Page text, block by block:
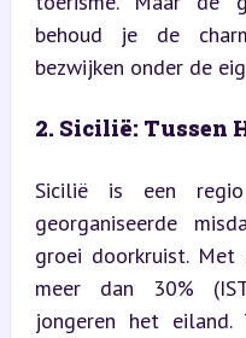
behoud je de
bezwijken onder de
2. Sicilië: Tussen
Sicilië is een
georganiseerde
groei doorkruist. Met
meer dan 30%
jongeren het eiland.